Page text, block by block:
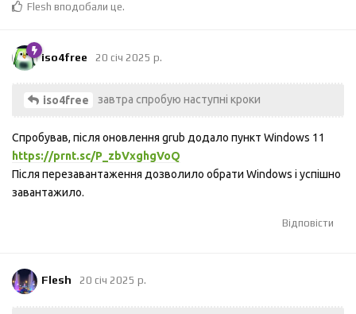
Flesh вподобали це.
iso4free 20 січ 2025 р.
iso4free завтра спробую наступні кроки
Спробував, після оновлення grub додало пункт Windows 11
https://prnt.sc/P_zbVxghgVoQ
Після перезавантаження дозволило обрати Windows і успішно
завантажило.
Відповісти
Flesh 20 січ 2025 р.